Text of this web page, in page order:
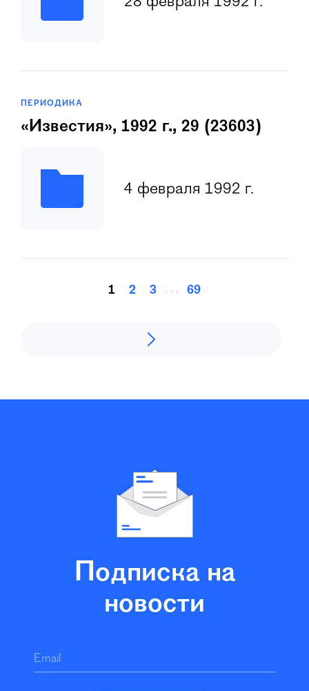
ПЕРИОДИКА
«Известия», 1992 г., 29 (23603)
4 февраля 1992 г.
1 2 3 ... 69
Подписка на
новости
Email